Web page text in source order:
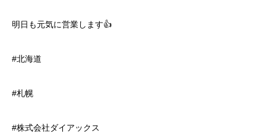
明日も元気に営業します👍
#北海道
#札幌
#株式会社ダイアックス